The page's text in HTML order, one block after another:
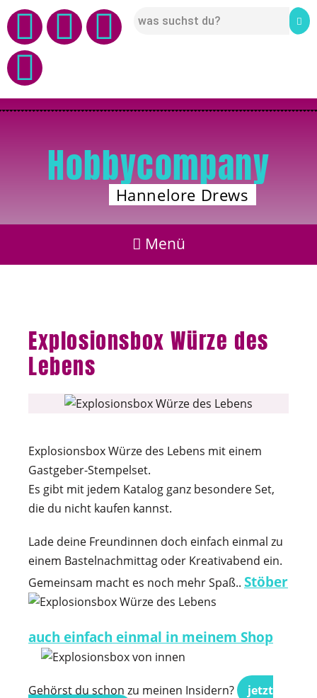
Hobbycompany
Hannelore Drews
Explosionsbox Würze des
Lebens
Explosionsbox Würze des Lebens mit einem
Gastgeber-Stempelset.
Es gibt mit jedem Katalog ganz besondere Set,
die du nicht kaufen kannst.
Lade deine Freundinnen doch einfach einmal zu
einem Bastelnachmittag oder Kreativabend ein.
Gemeinsam macht es noch mehr Spaß.. Stöber
auch einfach einmal in meinem Shop
Gehörst du schon zu meinen Insidern?
jetzt